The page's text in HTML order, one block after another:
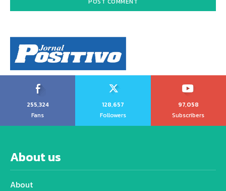
255,324
Fans
128,657
Followers
97,058
Subscribers
About us
About